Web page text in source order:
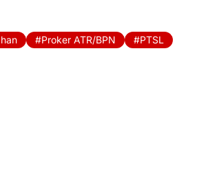
Proker ATR/BPN PTSL